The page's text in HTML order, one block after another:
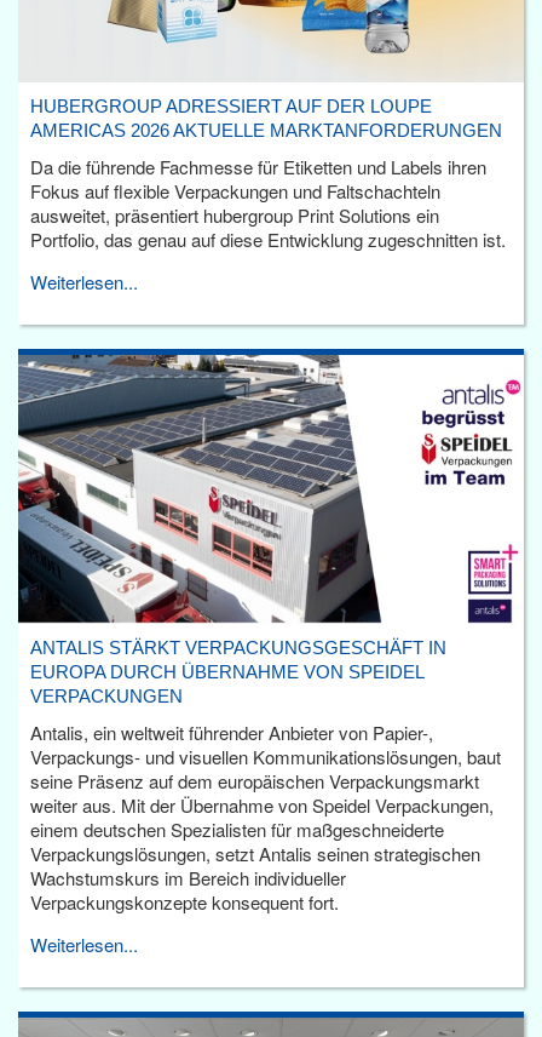
HUBERGROUP ADRESSIERT AUF DER LOUPE
AMERICAS 2026 AKTUELLE MARKTANFORDERUNGEN
Da die führende Fachmesse für Etiketten und Labels ihren
Fokus auf flexible Verpackungen und Faltschachteln
ausweitet, präsentiert hubergroup Print Solutions ein
Portfolio, das genau auf diese Entwicklung zugeschnitten ist.
Weiterlesen...
ANTALIS STÄRKT VERPACKUNGSGESCHÄFT IN
EUROPA DURCH ÜBERNAHME VON SPEIDEL
VERPACKUNGEN
Antalis, ein weltweit führender Anbieter von Papier-,
Verpackungs- und visuellen Kommunikationslösungen, baut
seine Präsenz auf dem europäischen Verpackungsmarkt
weiter aus. Mit der Übernahme von Speidel Verpackungen,
einem deutschen Spezialisten für maßgeschneiderte
Verpackungslösungen, setzt Antalis seinen strategischen
Wachstumskurs im Bereich individueller
Verpackungskonzepte konsequent fort.
Weiterlesen...